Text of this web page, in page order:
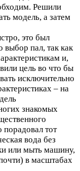
Решили
модель, а затем
это был
выбор пал, так как
и,
цель во что бы
исключительно
– на
знакомых
тот
вода без
или мыть машину,
в масштабах